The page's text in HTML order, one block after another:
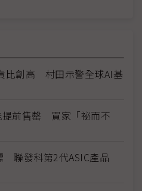
比創高 村田示警全球AI基
提前售罄 買家「祕而不
聯發科第2代ASIC產品